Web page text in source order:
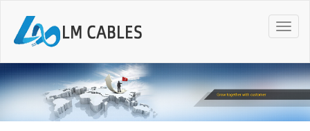
T
o
g
l
n
a